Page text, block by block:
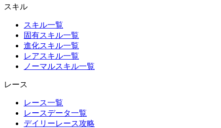
スキル
スキル一覧
固有スキル一覧
進化スキル一覧
レアスキル一覧
ノーマルスキル一覧
レース
レース一覧
レースデータ一覧
デイリーレース攻略